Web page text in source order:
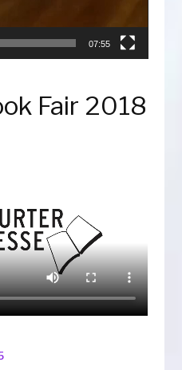
07:55
Fair 2018